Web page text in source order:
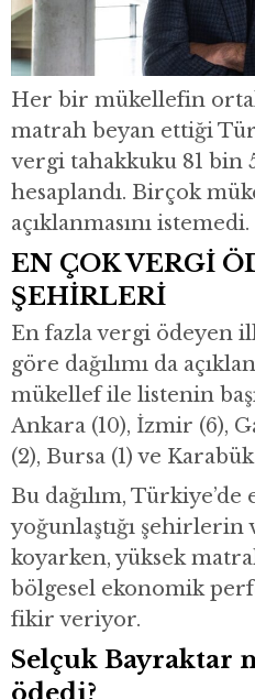
Her bir mükellefin
matrah beyan ettiği
vergi tahakkuku 81 bin
hesaplandı. Birçok
açıklanmasını istemedi.
EN ÇOK VERGİ
ŞEHİRLERİ
En fazla vergi ödeyen
göre dağılımı da
mükellef ile listenin
Ankara (10), İzmir (6),
(2), Bursa (1) ve
Bu dağılım,
yoğunlaştığı şehirlerin
koyarken, yüksek
bölgesel ekonomik
fikir veriyor.
Selçuk Bayraktar
ödedi?